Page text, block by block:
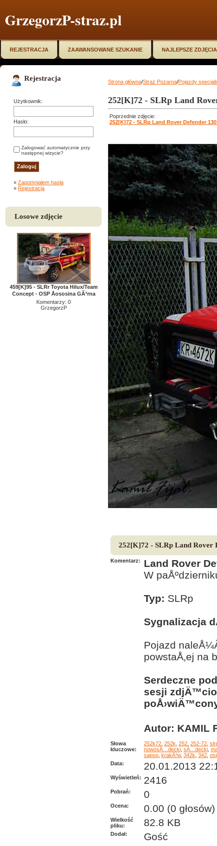
GrzegorzP-straz.pl
REJESTRACJA ZAAWANSOWANE SZUKANIE NAJLEPSZE ZDJĘCIA
Rejestracja
Użytkownik:
Hasło:
Zalogować automatycznie przy
następnej wizycie?
» Zapomniałem hasła
» Rejestracja
Losowe zdjęcie
459[K]95 - SLRr Toyota Hilux/Team
Concept - OSP Åososina GÃ³rna
Komentarzy: 0
GrzegorzP
Strona główna/Straż Pożarna/Pojazdy
252[K]72 - SLRp Land
Poprzednie zdjęcie:
252[K]72 - SLRp Land Rover Defender
252[K]72 - SLRp Land Rover
Komentarz:
Land Rover
W
Typ: SLRp
Sygnalizacja
Pojazd
powstaÅ‚ej na
Serdeczne
sesji
Autor: KAMIL
Słowa
kluczowe:
252k72 252k 252 252-72
nowosÄ…decki sÄ…decki
sapsp krakÃ³w, 342k 342
Data:
20.01.2013
Wyświetleń: 2416
Pobrań: 0
Ocena: 0.00 (0 głosów)
Wielkość
pliku:
82.8 KB
Dodał: Gość